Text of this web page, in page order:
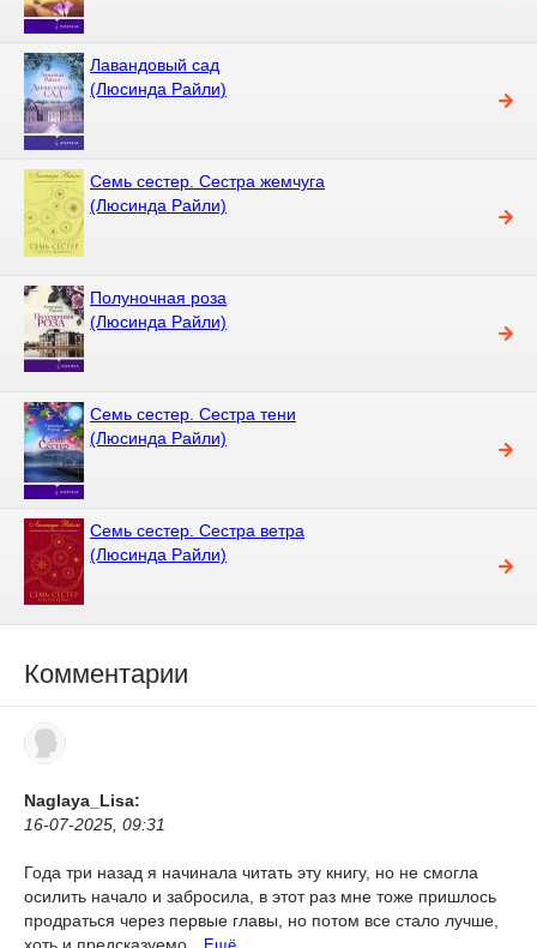
Лавандовый сад
(Люсинда Райли)
Семь сестер. Сестра жемчуга
(Люсинда Райли)
Полуночная роза
(Люсинда Райли)
Семь сестер. Сестра тени
(Люсинда Райли)
Семь сестер. Сестра ветра
(Люсинда Райли)
Комментарии
Naglaya_Lisa:
16-07-2025, 09:31
Года три назад я начинала читать эту книгу, но не смогла
осилить начало и забросила, в этот раз мне тоже пришлось
продраться через первые главы, но потом все стало лучше,